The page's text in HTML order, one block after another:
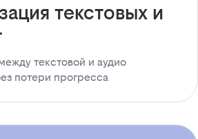
текстовых и
текстовой и аудио
потери прогресса